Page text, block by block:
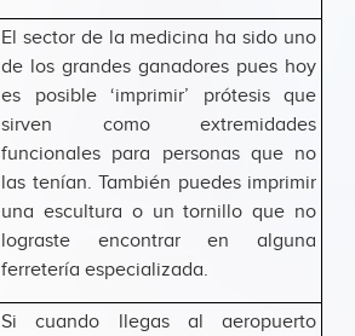
El sector de la medicina ha sido uno
de los grandes ganadores pues hoy
es posible ‘imprimir’ prótesis que
sirven como extremidades
funcionales para personas que no
las tenían. También puedes imprimir
una escultura o un tornillo que no
lograste encontrar en alguna
ferretería especializada.
Si cuando llegas al aeropuerto